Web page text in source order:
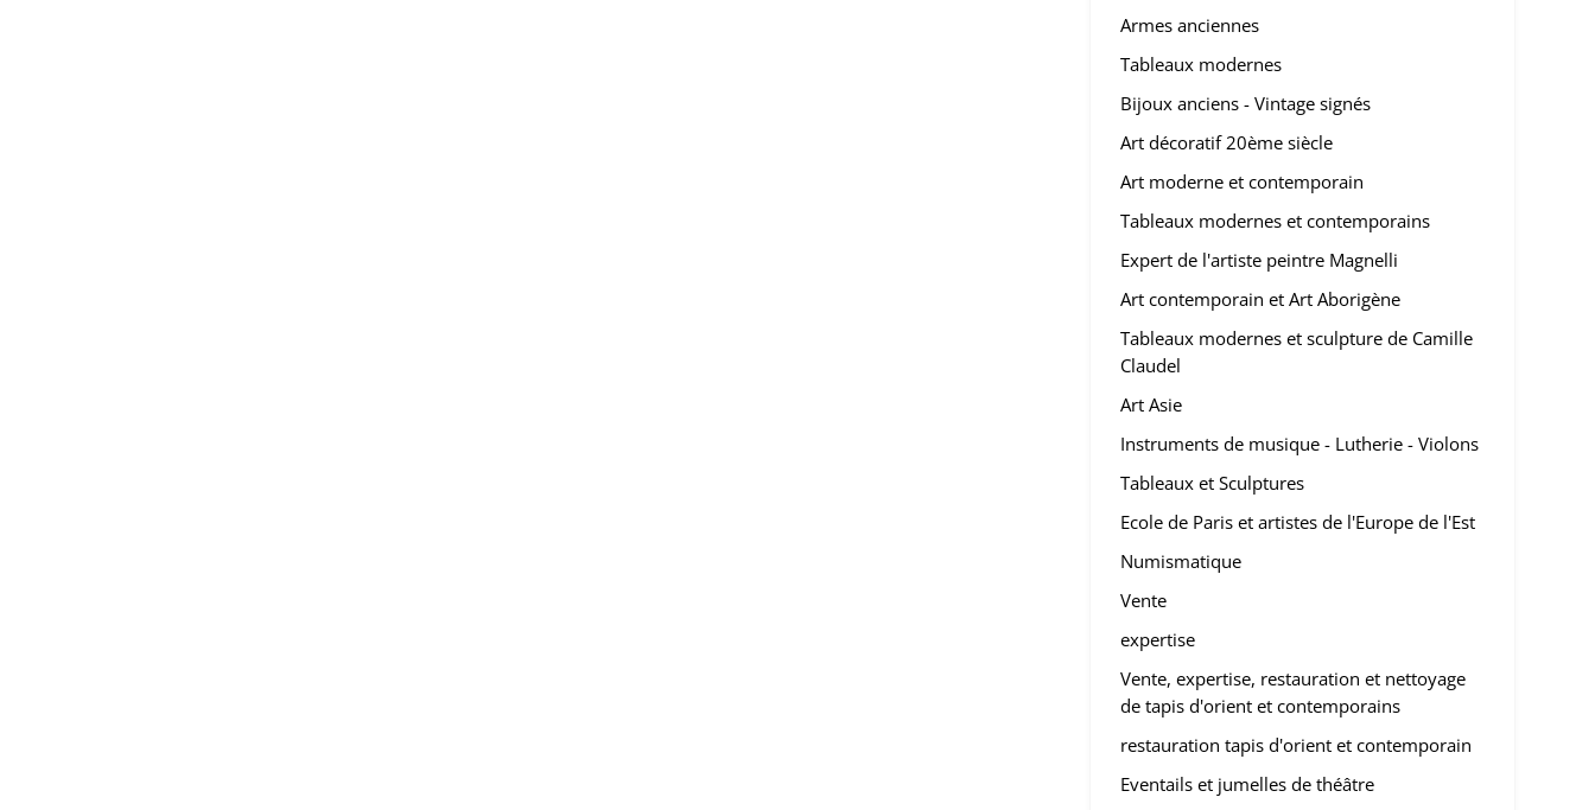
Armes anciennes
Tableaux modernes
Bijoux anciens - Vintage signés
Art décoratif 20ème siècle
Art moderne et contemporain
Tableaux modernes et contemporains
Expert de l'artiste peintre Magnelli
Art contemporain et Art Aborigène
Tableaux modernes et sculpture de Camille
Claudel
Art Asie
Instruments de musique - Lutherie - Violons
Tableaux et Sculptures
Ecole de Paris et artistes de l'Europe de l'Est
Numismatique
Vente
expertise
Vente, expertise, restauration et nettoyage
de tapis d'orient et contemporains
restauration tapis d'orient et contemporain
Eventails et jumelles de théâtre